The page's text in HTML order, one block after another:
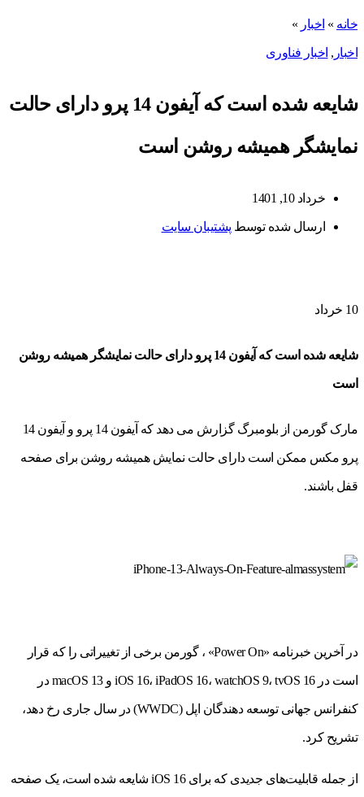
خانه » اخبار »
اخبار , اخبار فناوری
شایعه شده است که آیفون 14 پرو دارای حالت
نمایشگر همیشه روشن است
خرداد 10, 1401
ارسال شده توسط پشتیبان سایت
10 خرداد
شایعه شده است که آیفون 14 پرو دارای حالت نمایشگر همیشه روشن
است
مارک گورمن از بلومبرگ گزارش می دهد که آیفون 14 پرو و آیفون 14
پرو مکس ممکن است دارای حالت نمایش همیشه روشن برای صفحه
قفل باشند.
در آخرین خبرنامه «Power On» ، گورمن برخی از تغییراتی را که قرار
است در iOS 16، iPadOS 16، watchOS 9، tvOS 16 و macOS 13 در
کنفرانس جهانی توسعه دهندگان اپل (WWDC) در سال جاری رخ دهد،
تشریح کرد.
از جمله قابلیت‌های جدیدی که برای iOS 16 شایعه شده است، یک صفحه